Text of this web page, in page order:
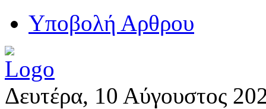
Yποβολή Αρθρου
Δευτέρα, 10 Αύγουστος